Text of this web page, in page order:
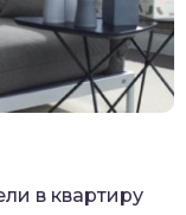
в квартиру